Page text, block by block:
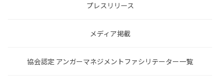
プレスリリース
メディア掲載
協会認定 アンガーマネジメントファシリテーター一覧